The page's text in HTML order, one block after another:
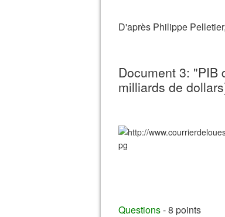
D'après Philippe
Document 3: "PIB
milliards de
Questions- 8 points